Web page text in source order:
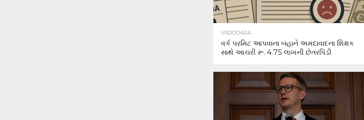
VADODARA
વર્ક પરમિટ આપવાના બહાને અમદાવાદના શિક્ષક
સાથે આચરી રૂ. 4.75 લાખની છેતરપિંડી